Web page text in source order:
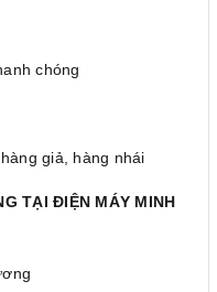
chóng
giả, hàng nhái
TẠI ĐIỆN MÁY MINH